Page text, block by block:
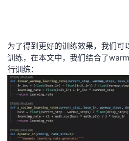
为了得到更好的训练效果，我们可
训练，在本文中，我们结合了
行训练：